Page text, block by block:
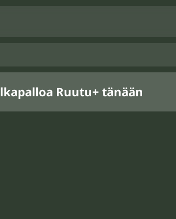
Ruutu+ tänään